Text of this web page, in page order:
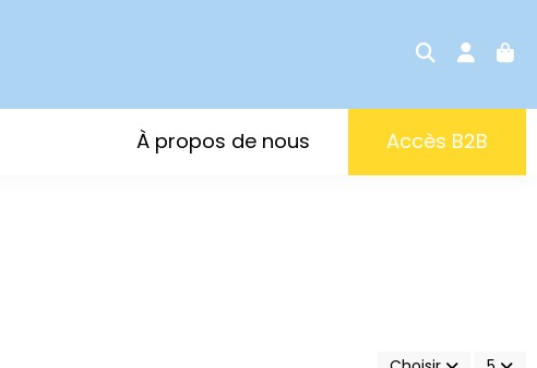
Accès B2B
À propos de nous